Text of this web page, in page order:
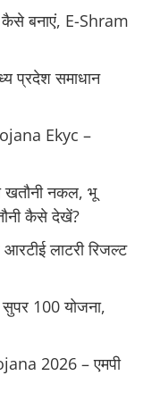
बनाएं, E-Shram
प्रदेश समाधान
Ekyc –
नकल, भू
कैसे देखें?
लाटरी रिजल्ट
100 योजना,
2026 – एमपी